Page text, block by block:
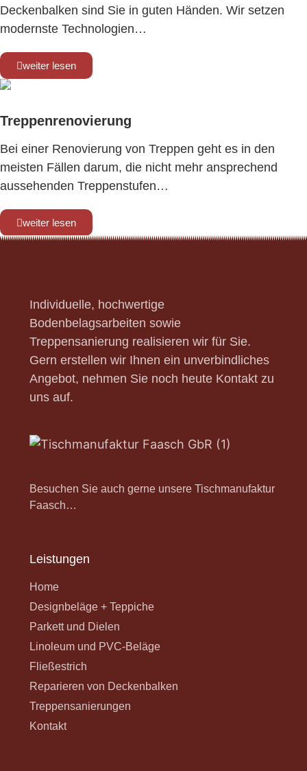
Deckenbalken sind Sie in guten Händen. Wir setzen
modernste Technologien…
weiter lesen
Treppenrenovierung
Bei einer Renovierung von Treppen geht es in den
meisten Fällen darum, die nicht mehr ansprechend
aussehenden Treppenstufen…
weiter lesen
Individuelle, hochwertige
Bodenbelagsarbeiten sowie
Treppensanierung realisieren wir für Sie.
Gern erstellen wir Ihnen ein unverbindliches
Angebot, nehmen Sie noch heute Kontakt zu
uns auf.
Besuchen Sie auch gerne unsere Tischmanufaktur
Faasch…
Leistungen
Home
Designbeläge + Teppiche
Parkett und Dielen
Linoleum und PVC-Beläge
Fließestrich
Reparieren von Deckenbalken
Treppensanierungen
Kontakt